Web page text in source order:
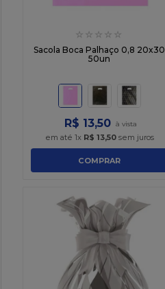
☆ ☆ ☆ ☆ ☆
Sacola Boca Palhaço 0,8 20x30
50un
R$ 13,50
em até 1x R$ 13,50sem juros
COMPRAR